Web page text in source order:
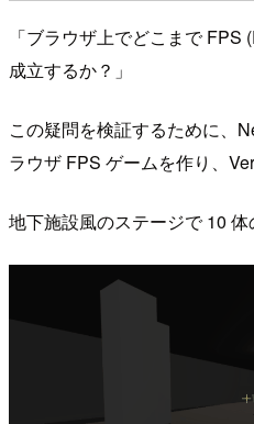
「ブラウザ上でどこまで
成立するか？」
この疑問を検証するために、
ラウザ FPS ゲームを作り、
地下施設風のステージで 10 体